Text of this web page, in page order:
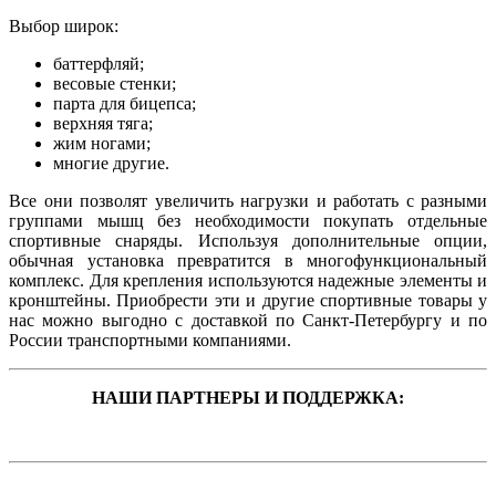
Выбор широк:
баттерфляй;
весовые стенки;
парта для бицепса;
верхняя тяга;
жим ногами;
многие другие.
Все они позволят увеличить нагрузки и работать с разными
группами мышц без необходимости покупать отдельные
спортивные снаряды. Используя дополнительные опции,
обычная установка превратится в многофункциональный
комплекс. Для крепления используются надежные элементы и
кронштейны. Приобрести эти и другие спортивные товары у
нас можно выгодно с доставкой по Санкт-Петербургу и по
России транспортными компаниями.
НАШИ ПАРТНЕРЫ И ПОДДЕРЖКА: